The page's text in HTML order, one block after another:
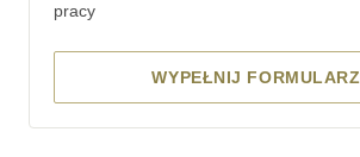
pracy
WYPEŁNIJ FORMULARZ